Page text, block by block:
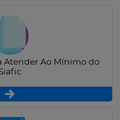
Atender Ao Mínimo do